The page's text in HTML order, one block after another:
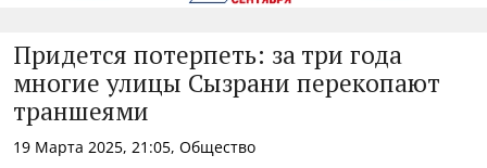
Придется потерпеть: за три года
многие улицы Сызрани перекопают
траншеями
19 Марта 2025, 21:05, Общество